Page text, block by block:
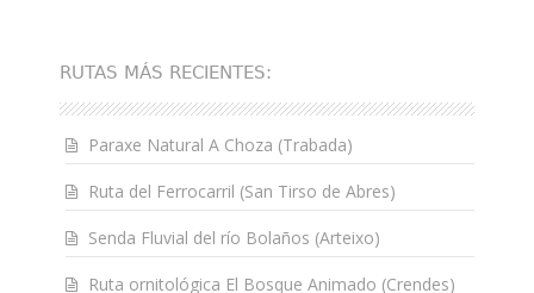
RUTAS MÁS RECIENTES:
Paraxe Natural A Choza (Trabada)
Ruta del Ferrocarril (San Tirso de Abres)
Senda Fluvial del río Bolaños (Arteixo)
Ruta ornitológica El Bosque Animado (Crendes)